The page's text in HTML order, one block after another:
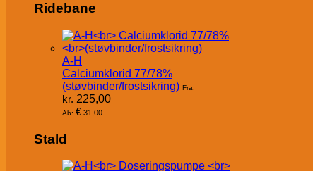
Ridebane
A-H
Calciumklorid 77/78%
(støvbinder/frostsikring) Fra:
kr. 225,00
Ab: € 31,00
Stald